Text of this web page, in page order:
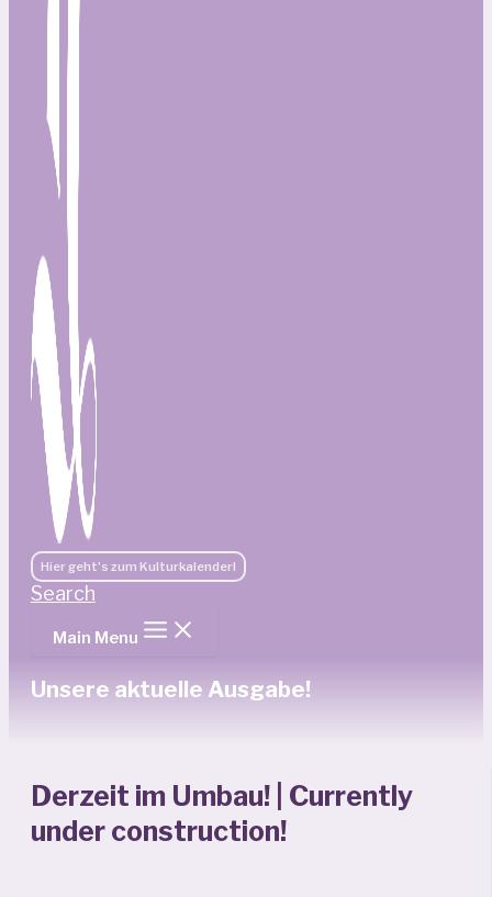
Hier geht's zum Kulturkalender!
Search
Main Menu
Unsere aktuelle Ausgabe!
Derzeit im Umbau! | Currently
under construction!